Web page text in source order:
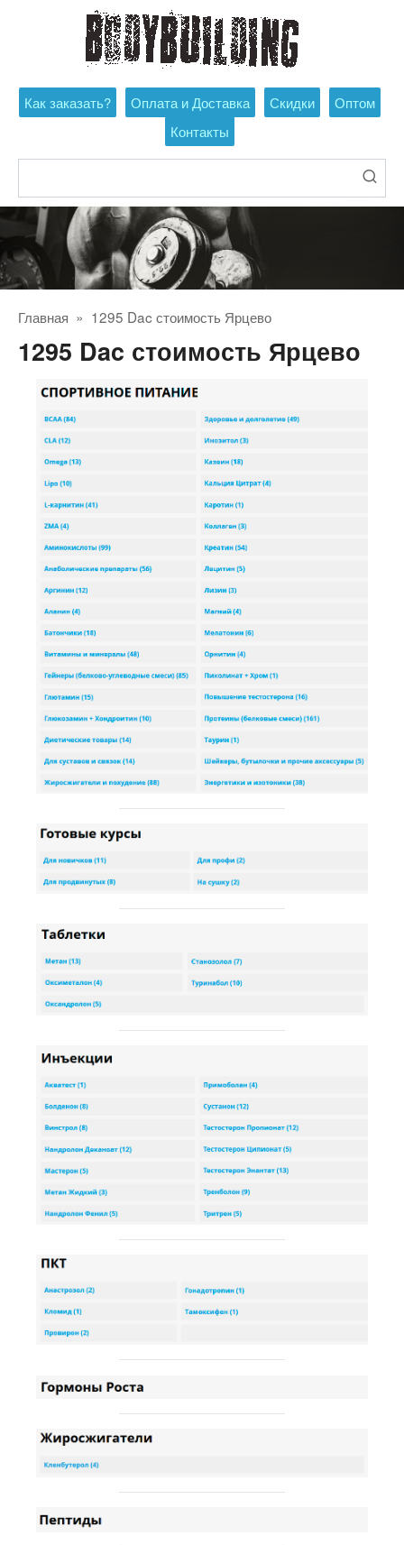
Как заказать? Оплата и Доставка Скидки
Оптом
Контакты
Главная » 1295 Dac стоимость Ярцево
1295 Dac стоимость Ярцево